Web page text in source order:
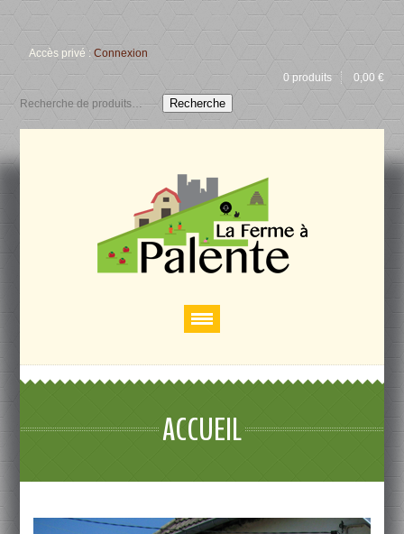
Accès privé :Connexion
0 produits
0,00 €
Recherche
ACCUEIL